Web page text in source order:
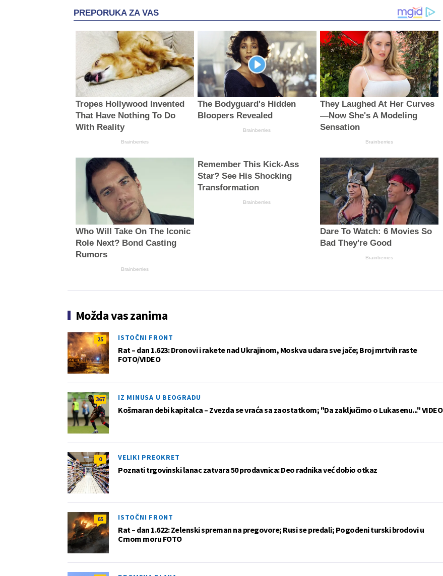
PREPORUKA ZA VAS
Tropes Hollywood Invented
That Have Nothing To Do
With Reality
Brainberries
The Bodyguard's Hidden
Bloopers Revealed
Brainberries
They Laughed At Her Curves
—Now She's A Modeling
Sensation
Brainberries
Who Will Take On The Iconic
Role Next? Bond Casting
Rumors
Brainberries
Remember This Kick-Ass
Star? See His Shocking
Transformation
Brainberries
Dare To Watch: 6 Movies So
Bad They're Good
Brainberries
Možda vas zanima
25 ISTOČNI FRONT
Rat – dan 1.623: Dronovi i rakete nad Ukrajinom, Moskva udara sve jače; Broj mrtvih raste
FOTO/VIDEO
367 IZ MINUSA U BEOGRADU
Košmaran debi kapitalca – Zvezda se vraća sa zaostatkom; "Da zaključimo o Lukasenu..." VIDEO
0 VELIKI PREOKRET
Poznati trgovinski lanac zatvara 50 prodavnica: Deo radnika već dobio otkaz
65 ISTOČNI FRONT
Rat – dan 1.622: Zelenski spreman na pregovore; Rusi se predali; Pogođeni turski brodovi u
Crnom moru FOTO